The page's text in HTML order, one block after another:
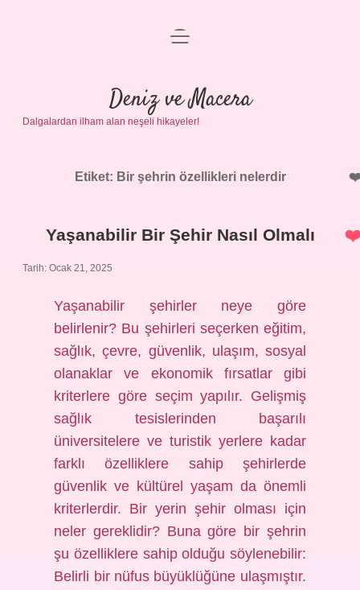
Anasayfa
Gizlilik Politikası
Yasal Uyarı
menüyü
Deniz ve Macera
Dalgalardan ilham alan neşeli hikayeler!
Etiket: Bir şehrin özellikleri nelerdir
Yaşanabilir Bir Şehir Nasıl Olmalı
Tarih: Ocak 21, 2025
Yaşanabilir şehirler neye göre
belirlenir? Bu şehirleri seçerken eğitim,
sağlık, çevre, güvenlik, ulaşım, sosyal
olanaklar ve ekonomik fırsatlar gibi
kriterlere göre seçim yapılır. Gelişmiş
sağlık tesislerinden başarılı
üniversitelere ve turistik yerlere kadar
farklı özelliklere sahip şehirlerde
güvenlik ve kültürel yaşam da önemli
kriterlerdir. Bir yerin şehir olması için
neler gereklidir? Buna göre bir şehrin
şu özelliklere sahip olduğu söylenebilir:
Belirli bir nüfus büyüklüğüne ulaşmıştır.